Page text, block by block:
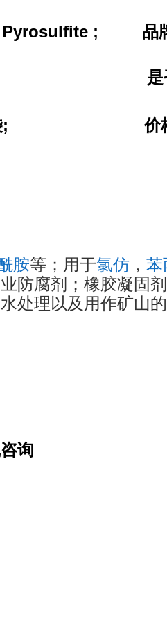
Pyrosulfite ; 品
; 是
;价
胺等；用于氯仿 ， 苯
防腐剂；橡胶凝固
处理以及用作矿山
询